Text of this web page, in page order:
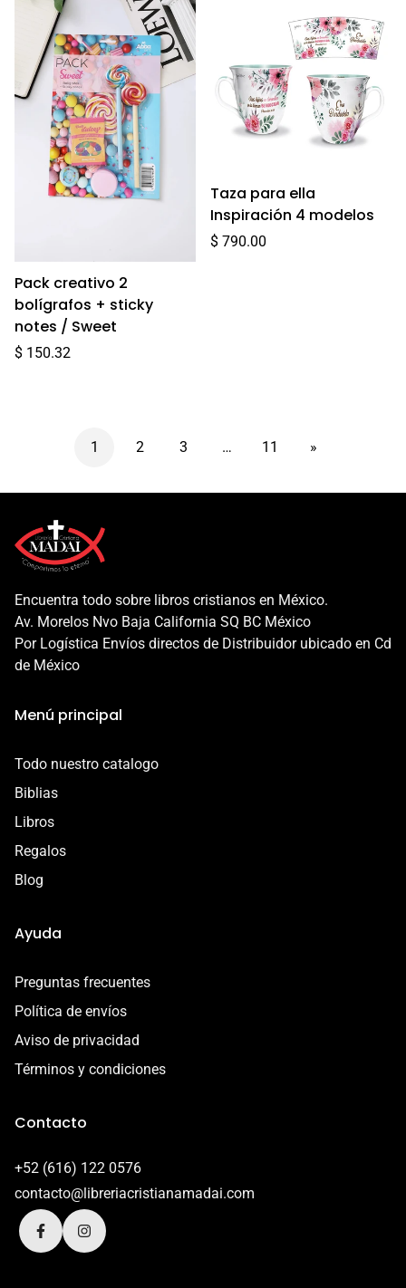
Pack creativo 2
bolígrafos + sticky
notes / Sweet
Precio
$ 150.32
Taza para ella
Inspiración 4 modelos
Precio
$ 790.00
1 2 3 … 11 »
Encuentra todo sobre libros cristianos en México.
Av. Morelos Nvo Baja California SQ BC México
Por Logística Envíos directos de Distribuidor ubicado en Cd
de México
Menú principal
Todo nuestro catalogo
Biblias
Libros
Regalos
Blog
Ayuda
Preguntas frecuentes
Política de envíos
Aviso de privacidad
Términos y condiciones
Contacto
+52 (616) 122 0576
contacto@libreriacristianamadai.com